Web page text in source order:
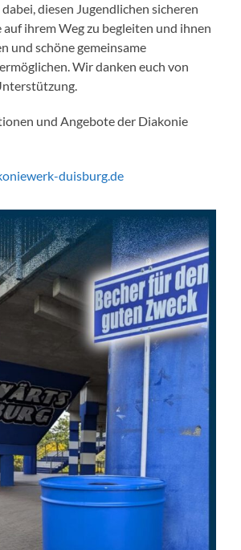
diesen Jugendlichen sicheren
auf ihrem Weg zu begleiten und ihnen
und schöne gemeinsame
Wir danken euch von
und Angebote der Diakonie
duisburg.de